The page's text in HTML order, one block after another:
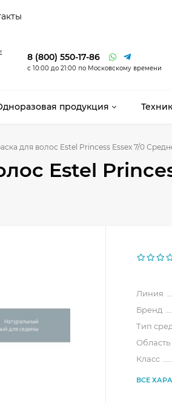
8 (800) 550-17-86
с 10:00 до 21:00 по Московскому времени
продукция
для волос Estel Princess Essex 7/0
Estel
Линия
Бренд
Тип
Класс
ВСЕ